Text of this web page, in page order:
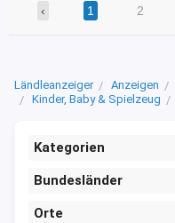
‹ 1 2
Ländleanzeiger Anzeigen
Kinder, Baby & Spielzeug
Kategorien
Bundesländer
Orte